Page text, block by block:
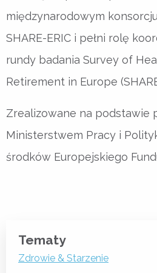
międzynarodowym
SHARE-ERIC i pełni rolę
rundy badania Survey of
Retirement in Europe
Zrealizowane na podstawie
Ministerstwem Pracy i
środków Europejskiego
Tematy
Zdrowie & Starzenie